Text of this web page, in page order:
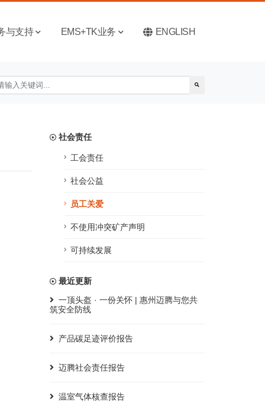
与支持 EMS+TK业务 ENGLISH
社会责任
工会责任
社会公益
员工关爱
不使用冲突矿产声明
可持续发展
最近更新
一顶头盔 · 一份关怀 | 惠州迈腾与您共
筑安全防线
产品碳足迹评价报告
迈腾社会责任报告
温室气体核查报告